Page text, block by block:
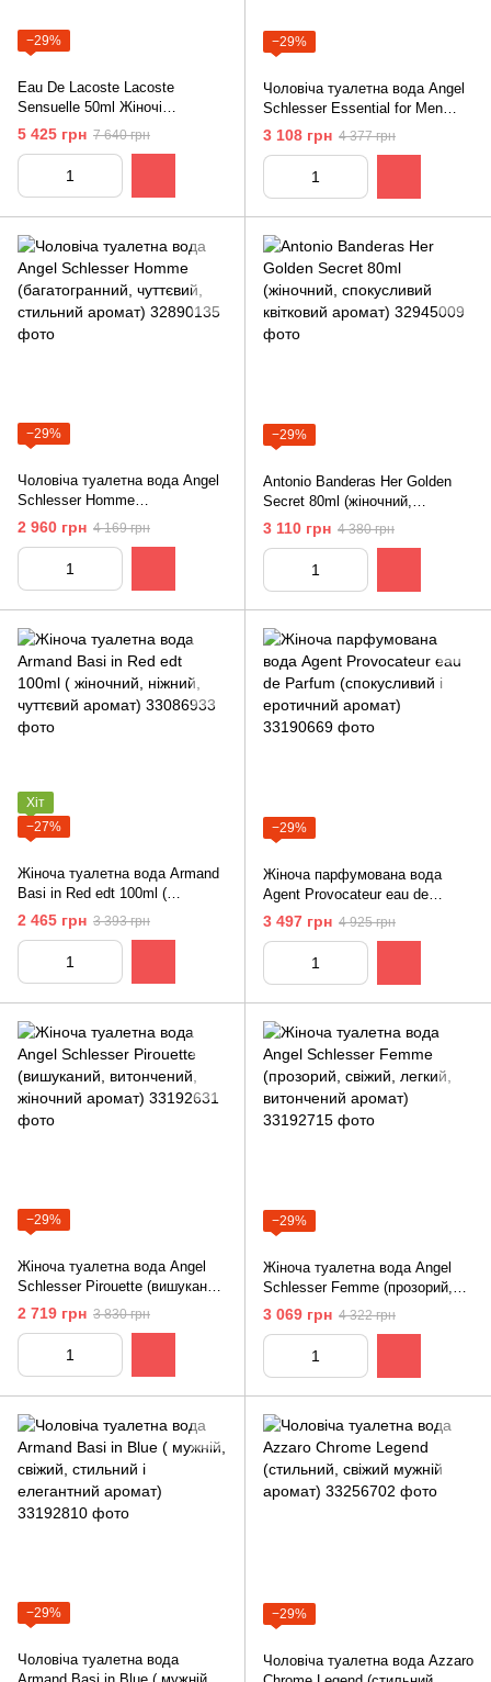
−29%
Eau De Lacoste Lacoste
Sensuelle 50ml Жіночі
Парфуми (чуттєвий, ніжний,
спокусливий аромат)
5 425 грн 7 640 грн
−29%
Чоловіча туалетна вода Angel
Schlesser Essential for Men
(неповторний, суворий, мужній
3 108 грн 4 377 грн
−29%
Чоловіча туалетна вода Angel
Schlesser Homme
(багатогранний, чуттєвий,
стильний аромат)
2 960 грн 4 169 грн
−29%
Antonio Banderas Her Golden
Secret 80ml (жіночний,
спокусливий квітковий аромат)
3 110 грн 4 380 грн
Хіт
−27%
Жіноча туалетна вода Armand
Basi in Red edt 100ml (
жіночний, ніжний, чуттєвий
2 465 грн 3 393 грн
−29%
Жіноча парфумована вода
Agent Provocateur eau de
Parfum (спокусливий і
еротичний аромат)
3 497 грн 4 925 грн
−29%
Жіноча туалетна вода Angel
Schlesser Pirouette (вишуканий,
витончений, жіночний аромат)
2 719 грн 3 830 грн
−29%
Жіноча туалетна вода Angel
Schlesser Femme (прозорий,
свіжий, легкий, витончений
3 069 грн 4 322 грн
−29%
Чоловіча туалетна вода
−29%
Чоловіча туалетна вода Azzaro